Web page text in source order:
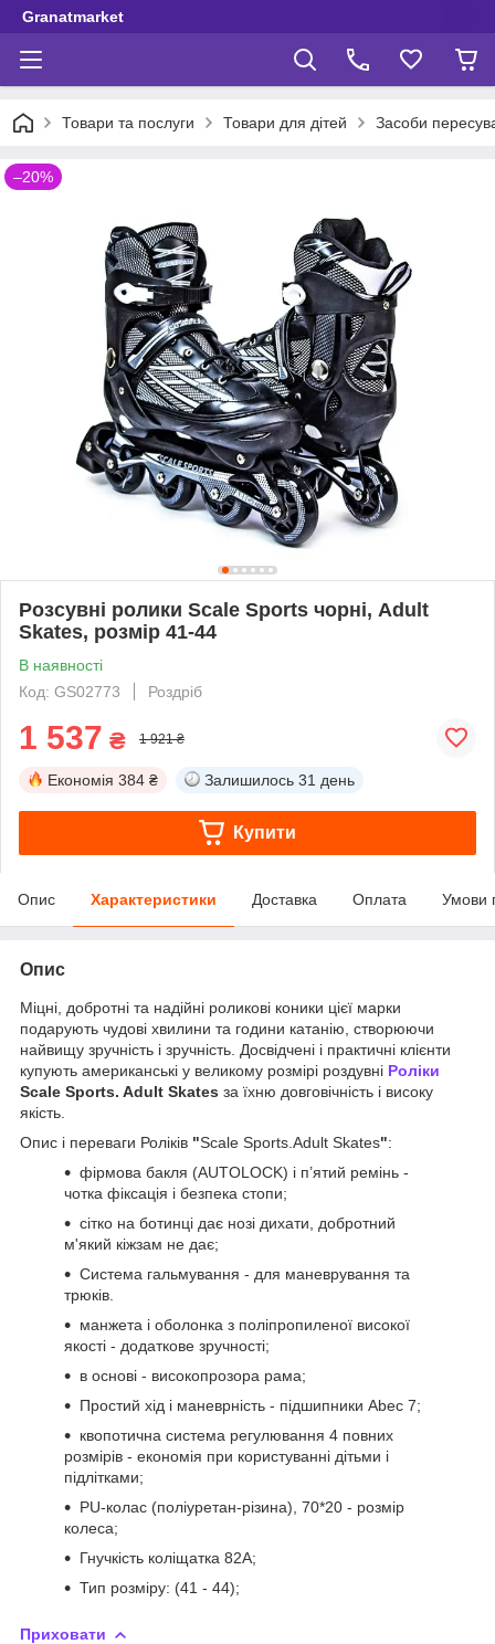
Granatmarket
Товари та послуги Товари для дітей Засоби
–20%
Розсувні ролики Scale Sports чорні, Adult
Skates, розмір 41-44
В наявності
Код: GS02773
Роздріб
1 537 ₴ 1 921 ₴
Економія 384 ₴ Залишилось 31 день
Купити
Опис Характеристики Доставка Оплата Умови
Опис
Міцні, добротні та надійні роликові коники цієї марки
подарують чудові хвилини та години катанію, створюючи
найвищу зручність і зручність. Досвідчені і практичні клієнти
купують американські у великому розмірі роздувні Роліки
Scale Sports. Adult Skates за їхню довговічність і високу
якість.
Опис і переваги Роліків "Scale Sports.Adult Skates":
фірмова бакля (AUTOLOCK) і п’ятий ремінь -
чотка фіксація і безпека стопи;
сітко на ботинці дає нозі дихати, добротний
м'який кіжзам не дає;
Система гальмування - для маневрування та
трюків.
манжета і оболонка з поліпропиленої високої
якості - додаткове зручності;
в основі - високопрозора рама;
Простий хід і маневрність - підшипники Abec 7;
квопотична система регулювання 4 повних
розмірів - економія при користуванні дітьми і
підлітками;
PU-колас (поліуретан-різина), 70*20 - розмір
колеса;
Гнучкість коліщатка 82А;
Тип розміру: (41 - 44);
Приховати